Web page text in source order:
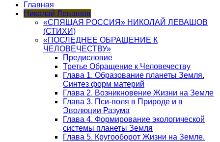
Главная
Николай Левашов
«СПЯЩАЯ РОССИЯ» НИКОЛАЙ ЛЕВАШОВ
(СТИХИ)
«ПОСЛЕДНЕЕ ОБРАЩЕНИЕ К
ЧЕЛОВЕЧЕСТВУ»
Предисловие
Третье Обращение к Человечеству
Глава 1. Образование планеты Земля.
Синтез форм материй
Глава 2. Возникновение Жизни на Земле
Глава 3. Пси-поля в Природе и в
Эволюции Разума
Глава 4. Формирование экологической
системы планеты Земля
Глава 5. Кругооборот Жизни на Земле.